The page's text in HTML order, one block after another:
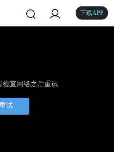
下载APP
检查网络之后重试
试